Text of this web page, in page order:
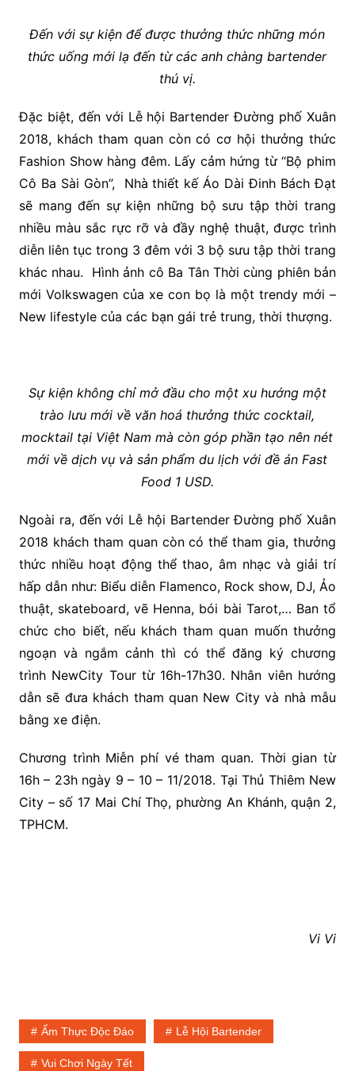
Đến với sự kiện để được thưởng thức những món
thức uống mới lạ đến từ các anh chàng bartender
thú vị.
Đặc biệt, đến với Lễ hội Bartender Đường phố Xuân
2018, khách tham quan còn có cơ hội thưởng thức
Fashion Show hàng đêm. Lấy cảm hứng từ “Bộ phim
Cô Ba Sài Gòn”, Nhà thiết kế Áo Dài Đinh Bách Đạt
sẽ mang đến sự kiện những bộ sưu tập thời trang
nhiều màu sắc rực rỡ và đầy nghệ thuật, được trình
diễn liên tục trong 3 đêm với 3 bộ sưu tập thời trang
khác nhau. Hình ảnh cô Ba Tân Thời cùng phiên bản
mới Volkswagen của xe con bọ là một trendy mới –
New lifestyle của các bạn gái trẻ trung, thời thượng.
Sự kiện không chỉ mở đầu cho một xu hướng một
trào lưu mới về văn hoá thưởng thức cocktail,
mocktail tại Việt Nam mà còn góp phần tạo nên nét
mới về dịch vụ và sản phẩm du lịch với đề án Fast
Food 1 USD.
Ngoài ra, đến với Lễ hội Bartender Đường phố Xuân
2018 khách tham quan còn có thể tham gia, thưởng
thức nhiều hoạt động thể thao, âm nhạc và giải trí
hấp dẫn như: Biểu diễn Flamenco, Rock show, DJ, Ảo
thuật, skateboard, vẽ Henna, bói bài Tarot,… Ban tổ
chức cho biết, nếu khách tham quan muốn thưởng
ngoạn và ngắm cảnh thì có thể đăng ký chương
trình NewCity Tour từ 16h-17h30. Nhân viên hướng
dẫn sẽ đưa khách tham quan New City và nhà mẫu
bằng xe điện.
Chương trình Miễn phí vé tham quan. Thời gian từ
16h – 23h ngày 9 – 10 – 11/2018. Tại Thủ Thiêm New
City – số 17 Mai Chí Thọ, phường An Khánh, quận 2,
TPHCM.
Vi Vi
Ẩm Thực Độc Đáo Lễ Hội Bartender
Vui Chơi Ngày Tết